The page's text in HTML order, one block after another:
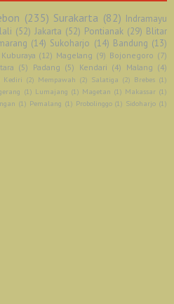
(235) Surakarta (82) Indramayu
(52) Jakarta (52) Pontianak (29) Blitar
(14) Sukoharjo (14) Bandung (13)
Kuburaya (12) Magelang (9) Bojonegoro (7)
(5) Padang (5) Kendari (4) Malang (4)
Kediri (2) Mempawah (2) Salatiga (2) Brebes (1)
(1) Lumajang (1) Magetan (1) Makassar (1)
(1) Pemalang (1) Probolinggo (1) Sidoharjo (1)